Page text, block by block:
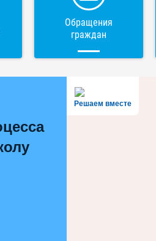
Обращения
граждан
Решаем вместе